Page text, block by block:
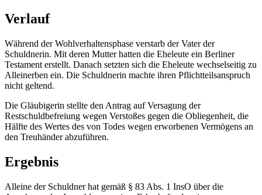
Verlauf
Während der Wohlverhaltensphase verstarb der Vater der
Schuldnerin. Mit deren Mutter hatten die Eheleute ein Berliner
Testament erstellt. Danach setzten sich die Eheleute wechselseitig zu
Alleinerben ein. Die Schuldnerin machte ihren Pflichtteilsanspruch
nicht geltend.
Die Gläubigerin stellte den Antrag auf Versagung der
Restschuldbefreiung wegen Verstoßes gegen die Obliegenheit, die
Hälfte des Wertes des von Todes wegen erworbenen Vermögens an
den Treuhänder abzuführen.
Ergebnis
Alleine der Schuldner hat gemäß § 83 Abs. 1 InsO über die